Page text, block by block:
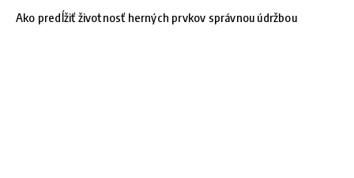
Ako predĺžiť životnosť herných prvkov správnou údržbou